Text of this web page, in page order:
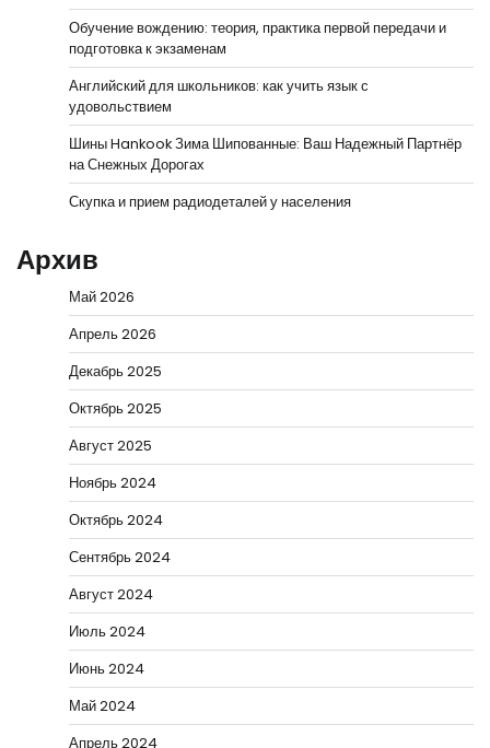
Обучение вождению: теория, практика первой передачи и
подготовка к экзаменам
Английский для школьников: как учить язык с
удовольствием
Шины Hankook Зима Шипованные: Ваш Надежный Партнёр
на Снежных Дорогах
Скупка и прием радиодеталей у населения
Архив
Май 2026
Апрель 2026
Декабрь 2025
Октябрь 2025
Август 2025
Ноябрь 2024
Октябрь 2024
Сентябрь 2024
Август 2024
Июль 2024
Июнь 2024
Май 2024
Апрель 2024